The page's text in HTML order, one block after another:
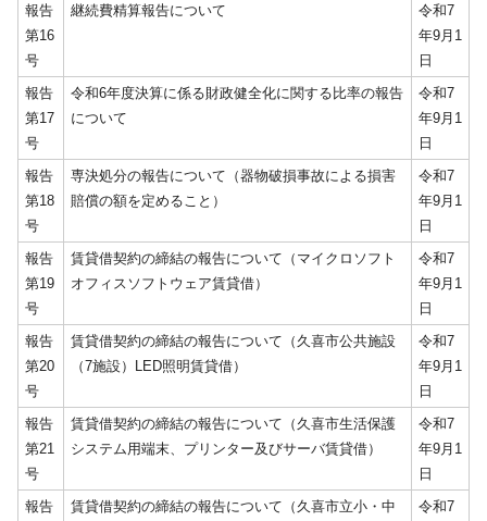
報告
第16
号
継続費精算報告について
令和7
年9月1
日
報告
第17
号
令和6年度決算に係る財政健全化に関する比率の報告
について
令和7
年9月1
日
報告
第18
号
専決処分の報告について（器物破損事故による損害
賠償の額を定めること）
令和7
年9月1
日
報告
第19
号
賃貸借契約の締結の報告について（マイクロソフト
オフィスソフトウェア賃貸借）
令和7
年9月1
日
報告
第20
号
賃貸借契約の締結の報告について（久喜市公共施設
（7施設）LED照明賃貸借）
令和7
年9月1
日
報告
第21
号
賃貸借契約の締結の報告について（久喜市生活保護
システム用端末、プリンター及びサーバ賃貸借）
令和7
年9月1
日
報告
賃貸借契約の締結の報告について（久喜市立小・中
令和7